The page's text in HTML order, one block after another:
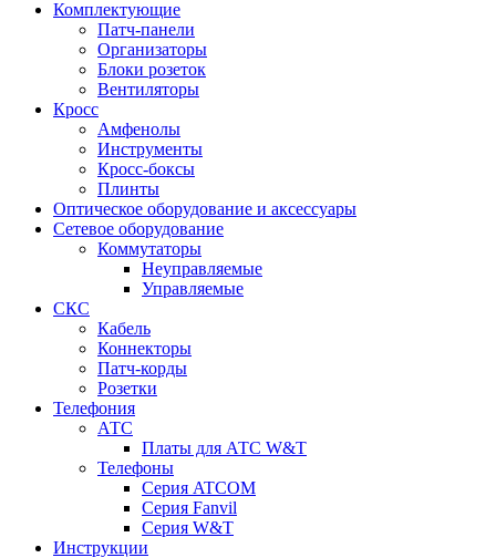
Комплектующие
Патч-панели
Организаторы
Блоки розеток
Вентиляторы
Кросс
Амфенолы
Инструменты
Кросс-боксы
Плинты
Оптическое оборудование и аксессуары
Сетевое оборудование
Коммутаторы
Неуправляемые
Управляемые
СКС
Кабель
Коннекторы
Патч-корды
Розетки
Телефония
АТС
Платы для АТС W&T
Телефоны
Серия ATCOM
Серия Fanvil
Серия W&T
Инструкции